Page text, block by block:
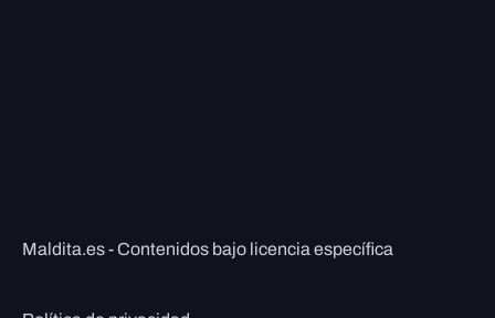
Maldita.es - Contenidos bajo licencia específica